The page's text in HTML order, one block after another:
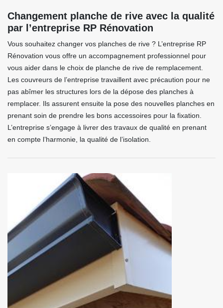
Changement planche de rive avec la qualité
par l’entreprise RP Rénovation
Vous souhaitez changer vos planches de rive ? L’entreprise RP
Rénovation vous offre un accompagnement professionnel pour
vous aider dans le choix de planche de rive de remplacement.
Les couvreurs de l’entreprise travaillent avec précaution pour ne
pas abîmer les structures lors de la dépose des planches à
remplacer. Ils assurent ensuite la pose des nouvelles planches en
prenant soin de prendre les bons accessoires pour la fixation.
L’entreprise s’engage à livrer des travaux de qualité en prenant
en compte l’harmonie, la qualité de l’isolation.